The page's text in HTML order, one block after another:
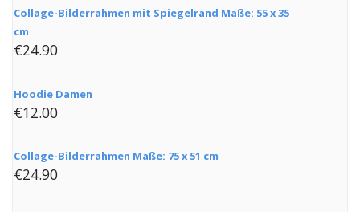
Collage-Bilderrahmen mit Spiegelrand Maße: 55 x 35
cm
€24.90
Hoodie Damen
€12.00
Collage-Bilderrahmen Maße: 75 x 51 cm
€24.90